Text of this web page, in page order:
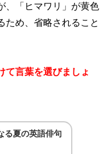
、「ヒマワリ」が黄色
ため、省略されること
て言葉を選びましょ
る夏の英語俳句